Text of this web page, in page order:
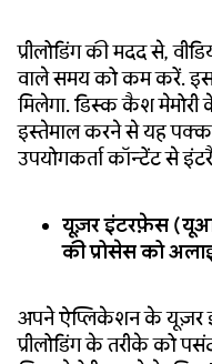
प्रीलोडिंग की मदद से,
वाले समय को कम करें.
मिलेगा. डिस्क कैश मेमोरी
इस्तेमाल करने से यह
उपयोगकर्ता कॉन्टेंट से
यूज़र इंटरफ़ेस
की प्रोसेस को
अपने ऐप्लिकेशन के यूज़र
प्रीलोडिंग के तरीके को